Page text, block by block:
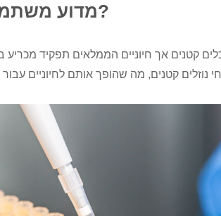
מדוע משתמשים בקצוות מיקרופיפטה?
קטנים אך חיוניים הממלאים תפקיד